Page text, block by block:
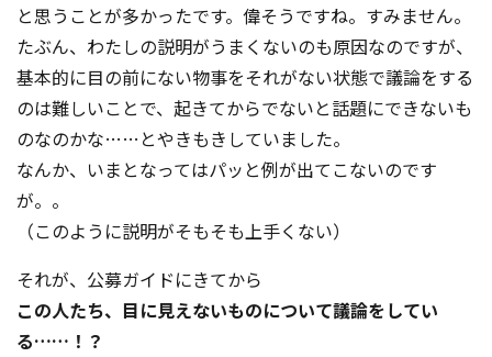
と思うことが多かったです。偉そうですね。すみません。
たぶん、わたしの説明がうまくないのも原因なのですが、
基本的に目の前にない物事をそれがない状態で議論をする
のは難しいことで、起きてからでないと話題にできないも
のなのかな……とやきもきしていました。
なんか、いまとなってはパッと例が出てこないのです
が。。
（このように説明がそもそも上手くない）
それが、公募ガイドにきてから
この人たち、目に見えないものについて議論をしてい
る……！？